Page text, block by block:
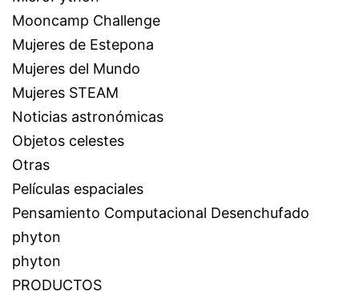
Mooncamp Challenge
Mujeres de Estepona
Mujeres del Mundo
Mujeres STEAM
Noticias astronómicas
Objetos celestes
Otras
Películas espaciales
Pensamiento Computacional Desenchufado
phyton
phyton
PRODUCTOS